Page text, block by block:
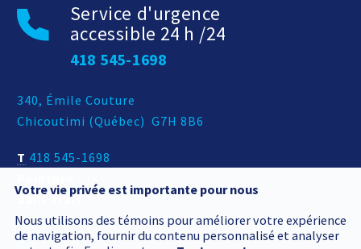
Service d'urgence
accessible 24 h /24
418 545-1698
Adresse postale
340, Émile Couture
Chicoutimi (Québec) G7H 8B6
T 418 545-1698
Sans frais 1 800 463-7906
Votre vie privée est importante pour nous
Nous utilisons des témoins pour améliorer votre expérience
de navigation, fournir du contenu personnalisé et analyser